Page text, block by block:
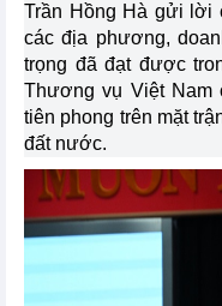
Trần Hồng Hà gửi lời
các địa phương,
trọng đã đạt được
Thương vụ Việt
tiên phong trên mặt
đất nước.